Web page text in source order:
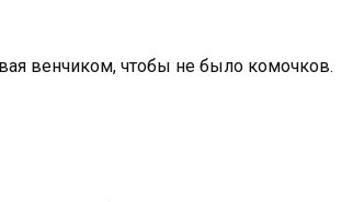
венчиком, чтобы не было комочков.